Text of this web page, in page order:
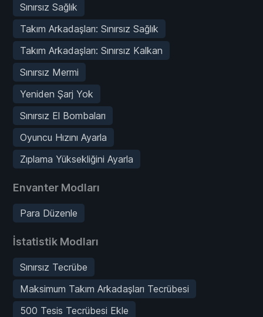
Sınırsız Sağlık
Takım Arkadaşları: Sınırsız Sağlık
Takım Arkadaşları: Sınırsız Kalkan
Sınırsız Mermi
Yeniden Şarj Yok
Sınırsız El Bombaları
Oyuncu Hızını Ayarla
Zıplama Yüksekliğini Ayarla
Envanter Modları
Para Düzenle
İstatistik Modları
Sınırsız Tecrübe
Maksimum Takım Arkadaşları Tecrübesi
500 Tesis Tecrübesi Ekle